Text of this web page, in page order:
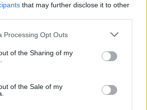
that may further disclose it to other
Processing Opt Outs
of the Sharing of my
of the Sale of my
και φορούσε γούνινο καπέλο
8 Αυγούστου 2026 08:14
O καιρός του Σαββάτου 8